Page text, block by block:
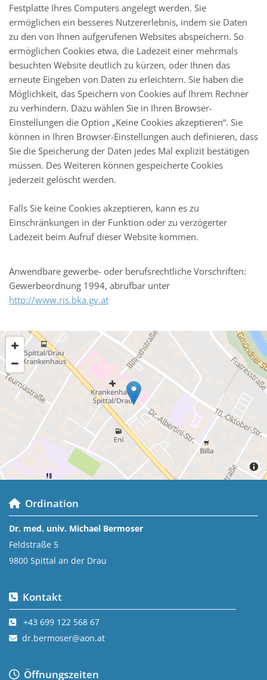
Festplatte Ihres Computers angelegt werden. Sie
ermöglichen ein besseres Nutzererlebnis, indem sie Daten
zu den von Ihnen aufgerufenen Websites abspeichern. So
ermöglichen Cookies etwa, die Ladezeit einer mehrmals
besuchten Website deutlich zu kürzen, oder Ihnen das
erneute Eingeben von Daten zu erleichtern. Sie haben die
Möglichkeit, das Speichern von Cookies auf Ihrem Rechner
zu verhindern. Dazu wählen Sie in Ihren Browser-
Einstellungen die Option „Keine Cookies akzeptieren“. Sie
können in Ihren Browser-Einstellungen auch definieren, dass
Sie die Speicherung der Daten jedes Mal explizit bestätigen
müssen. Des Weiteren können gespeicherte Cookies
jederzeit gelöscht werden.
Falls Sie keine Cookies akzeptieren, kann es zu
Einschränkungen in der Funktion oder zu verzögerter
Ladezeit beim Aufruf dieser Website kommen.
Anwendbare gewerbe- oder berufsrechtliche Vorschriften:
Gewerbeordnung 1994, abrufbar unter
http://www.ris.bka.gv.at
 Ordination
Dr. med. univ. Michael Bermoser
Feldstraße 5
9800 Spittal an der Drau
 Kontakt
 +43 699 122 568 67
 dr.bermoser@aon.at
Öffnungszeiten